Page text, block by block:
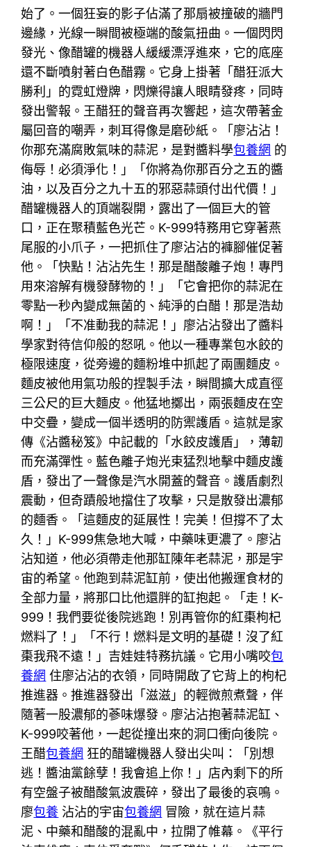
始了。一個狂妄的影子佔滿了那扇被撞破的牆門
邊緣，光線一瞬間被極端的酸氣扭曲。一個閃閃
發光、像醋罐的機器人緩緩漂浮進來，它的底座
還不斷噴射著白色醋霧。它身上掛著「醋狂派大
勝利」的霓虹燈牌，閃爍得讓人眼睛發疼，同時
發出警報。王醋狂的聲音再次響起，這次帶著金
屬回音的嘲弄，刺耳得像是磨砂紙。「廖沾沾！
你那充滿腐敗氣味的蒜泥，是對醬料學包養網 的
侮辱！必須淨化！」「你將為你那百分之五的醬
油，以及百分之九十五的邪惡蒜頭付出代價！」
醋罐機器人的頂端裂開，露出了一個巨大的管
口，正在聚積藍色光芒。K-999特務用它穿著燕
尾服的小爪子，一把抓住了廖沾沾的褲腳催促著
他。「快點！沾沾先生！那是醋酸離子炮！專門
用來溶解有機發酵物的！」「它會把你的蒜泥在
零點一秒內變成無菌的、純淨的白醋！那是浩劫
啊！」「不准動我的蒜泥！」廖沾沾發出了醬料
學家對待信仰般的怒吼。他以一種專業包水餃的
極限速度，從旁邊的麵粉堆中抓起了兩團麵皮。
麵皮被他用氣功般的捏製手法，瞬間擴大成直徑
三公尺的巨大麵皮。他猛地擲出，兩張麵皮在空
中交疊，變成一個半透明的防禦護盾。這就是家
傳《沾醬秘笈》中記載的「水餃皮護盾」，薄韌
而充滿彈性。藍色離子炮光束猛烈地擊中麵皮護
盾，發出了一聲像是汽水開蓋的聲音。護盾劇烈
震動，但奇蹟般地擋住了攻擊，只是散發出濃郁
的麵香。「這麵皮的延展性！完美！但撐不了太
久！」K-999焦急地大喊，中藥味更濃了。廖沾
沾知道，他必須帶走他那缸陳年老蒜泥，那是宇
宙的希望。他跑到蒜泥缸前，使出他搬運食材的
全部力量，將那口比他還胖的缸抱起。「走！K-
999！我們要從後院逃跑！別再管你的紅棗枸杞
燃料了！」「不行！燃料是文明的基礎！沒了紅
棗我飛不遠！」吉娃娃特務抗議。它用小嘴咬包
養網 住廖沾沾的衣領，同時開啟了它背上的枸杞
推進器。推進器發出「滋滋」的輕微煎煮聲，伴
隨著一股濃郁的蔘味爆發。廖沾沾抱著蒜泥缸、
K-999咬著他，一起從撞出來的洞口衝向後院。
王醋包養網 狂的醋罐機器人發出尖叫：「別想
逃！醬油黨餘孽！我會追上你！」店內剩下的所
有空盤子被醋酸氣波震碎，發出了最後的哀鳴。
廖包養 沾沾的宇宙包養網 冒險，就在這片蒜
泥、中藥和醋酸的混亂中，拉開了帷幕。《平行